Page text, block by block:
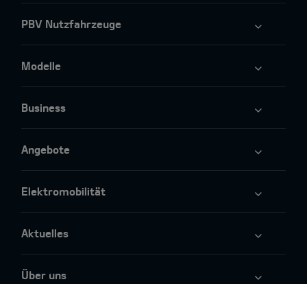
PBV Nutzfahrzeuge
Modelle
Business
Angebote
Elektromobilität
Aktuelles
Über uns